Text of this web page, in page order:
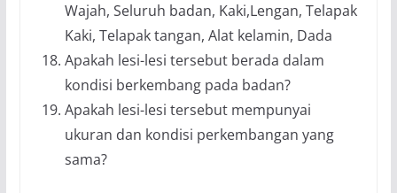
Wajah, Seluruh badan, Kaki,Lengan, Telapak
Kaki, Telapak tangan, Alat kelamin, Dada
Apakah lesi-lesi tersebut berada dalam
kondisi berkembang pada badan?
Apakah lesi-lesi tersebut mempunyai
ukuran dan kondisi perkembangan yang
sama?